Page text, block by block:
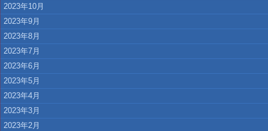
2023年10月
2023年9月
2023年8月
2023年7月
2023年6月
2023年5月
2023年4月
2023年3月
2023年2月